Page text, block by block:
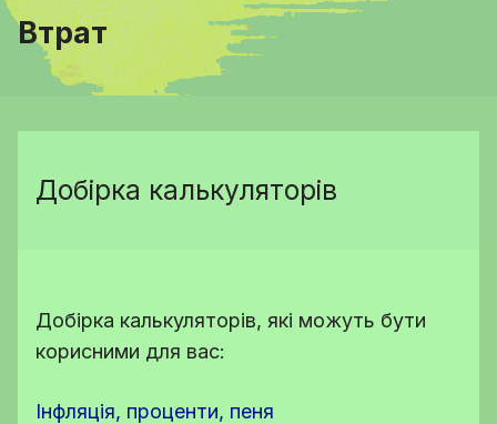
Втрат
Добірка калькуляторів
Добірка калькуляторів, які можуть бути
корисними для вас:
Інфляція, проценти, пеня